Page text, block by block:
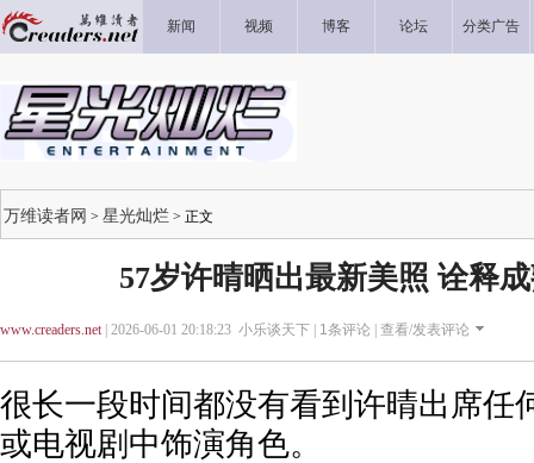
新闻 视频 博客 论坛 分类广告
万维读者网 > 星光灿烂 > 正文
57岁许晴晒出最新美照 诠释
www.creaders.net| 2026-06-01 20:18:23 小乐谈天下 | 1条评论 | 查看/发表评论
很长一段时间都没有看到许晴出席任
或电视剧中饰演角色。